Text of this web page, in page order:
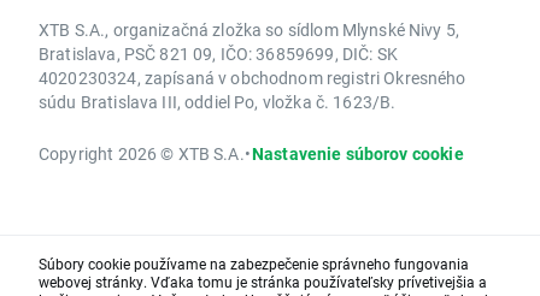
XTB S.A., organizačná zložka so sídlom Mlynské Nivy 5,
Bratislava, PSČ 821 09, IČO: 36859699, DIČ: SK
4020230324, zapísaná v obchodnom registri Okresného
súdu Bratislava III, oddiel Po, vložka č. 1623/B.
Copyright 2026 © XTB S.A.•Nastavenie súborov cookie
Súbory cookie používame na zabezpečenie správneho fungovania
webovej stránky. Vďaka tomu je stránka používateľsky prívetivejšia a